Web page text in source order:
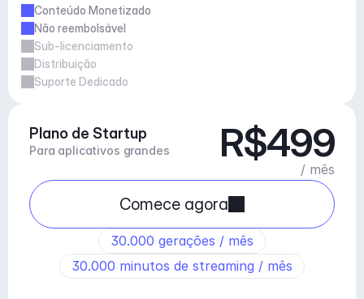
Conteúdo Monetizado
Não reembolsável
Sub-licenciamento
Distribuição
Suporte Dedicado
Plano de Startup
Para aplicativos grandes R$499
/ mês
Comece agora
30.000 gerações / mês
30.000 minutos de streaming / mês